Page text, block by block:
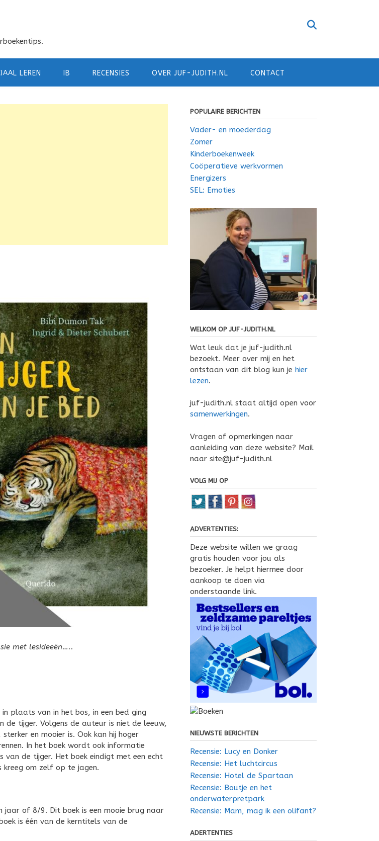
LEREN IB RECENSIES OVER JUF-JUDITH.NL CONTACT
met lesideeën…..
plaats van in het bos, in een bed ging
tijger. Volgens de auteur is niet de leeuw,
en mooier is. Ook kan hij hoger
In het boek wordt ook informatie
van de tijger. Het boek eindigt met een echt
kreeg om zelf op te jagen.
jaar of 8/9. Dit boek is een mooie brug naar
is één van de kerntitels van de
POPULAIRE BERICHTEN
Vader- en moederdag
Zomer
Kinderboekenweek
Coöperatieve werkvormen
Energizers
SEL: Emoties
WELKOM OP JUF-JUDITH.NL
Wat leuk dat je juf-judith.nl
bezoekt. Meer over mij en het
ontstaan van dit blog kun je hier
lezen.
juf-judith.nl staat altijd open voor
samenwerkingen.
Vragen of opmerkingen naar
aanleiding van deze website? Mail
naar site@juf-judith.nl
VOLG MIJ OP
ADVERTENTIES:
Deze website willen we graag
gratis houden voor jou als
bezoeker. Je helpt hiermee door
aankoop te doen via
onderstaande link.
NIEUWSTE BERICHTEN
Recensie: Lucy en Donker
Recensie: Het luchtcircus
Recensie: Hotel de Spartaan
Recensie: Boutje en het
onderwaterpretpark
Recensie: Mam, mag ik een olifant?
ADERTENTIES